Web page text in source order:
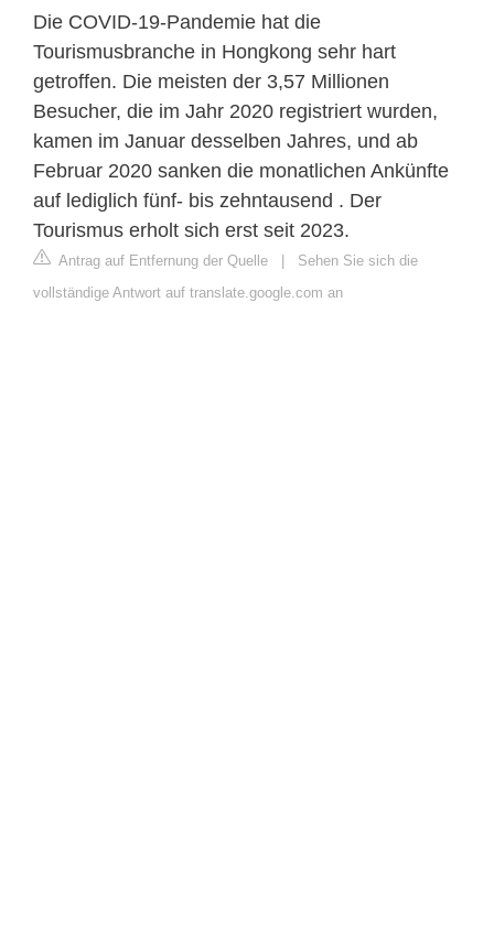
Die COVID-19-Pandemie hat die
Tourismusbranche in Hongkong sehr hart
getroffen. Die meisten der 3,57 Millionen
Besucher, die im Jahr 2020 registriert wurden,
kamen im Januar desselben Jahres, und ab
Februar 2020 sanken die monatlichen Ankünfte
auf lediglich fünf- bis zehntausend . Der
Tourismus erholt sich erst seit 2023.
Antrag auf Entfernung der Quelle
Sehen Sie sich die
vollständige Antwort auf translate.google.com an